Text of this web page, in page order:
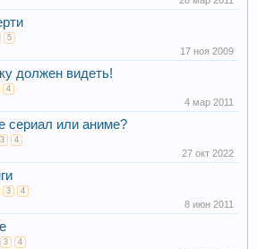
5
17 ноя 2009
должен видеть!
4
4 мар 2011
сериал или аниме?
3 4
27 окт 2022
3 4
8 июн 2011
3 4